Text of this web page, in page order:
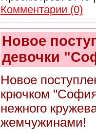
Комментарии (0)
Новое
девочки
Новое
крючком
нежного
жемчужинами!